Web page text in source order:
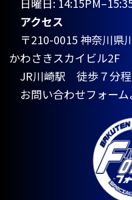
日曜日:
アクセス
〒210-0015 神奈川県
かわさきスカイビル2F
JR川崎駅 徒歩７分
お問い合わせフォーム